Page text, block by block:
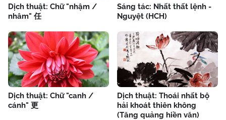
Dịch thuật: Chữ "nhậm /
nhâm" 任
Sáng tác: Nhất thất lệnh -
Nguyệt (HCH)
Dịch thuật: Chữ "canh /
cánh" 更
Dịch thuật: Thoái nhất bộ
hải khoát thiên không
(Tăng quảng hiền văn)